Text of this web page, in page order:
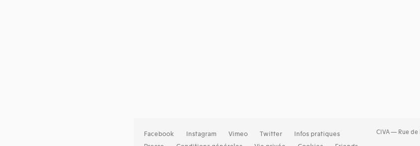
Facebook Instagram Vimeo Twitter
Infos pratiques
CIVA — Rue